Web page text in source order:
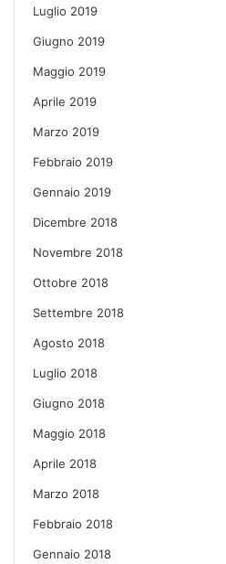
Luglio 2019
Giugno 2019
Maggio 2019
Aprile 2019
Marzo 2019
Febbraio 2019
Gennaio 2019
Dicembre 2018
Novembre 2018
Ottobre 2018
Settembre 2018
Agosto 2018
Luglio 2018
Giugno 2018
Maggio 2018
Aprile 2018
Marzo 2018
Febbraio 2018
Gennaio 2018